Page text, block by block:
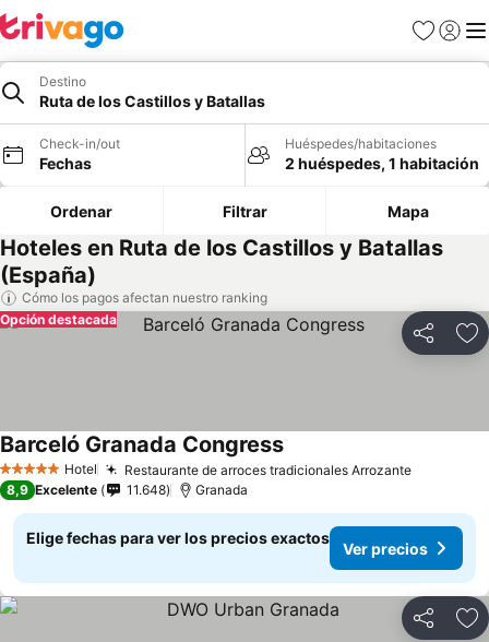
Favoritos
Iniciar
Destino
Ruta de los Castillos y Batallas
Check-in/out
Fechas
Huéspedes/habitaciones
2 huéspedes, 1 habitación
Ordenar Filtrar Mapa
Hoteles en Ruta de los Castillos y Batallas
(España)
Cómo los pagos afectan nuestro ranking
Compartir
Opción destacada
5 Estrellas Hotel Restaurante de arroces tradicionales Arrozante
Barceló Granada Congress
8,9 Excelente 11.648 Granada
Elige fechas para ver los precios exactos
Ver precios
Compartir